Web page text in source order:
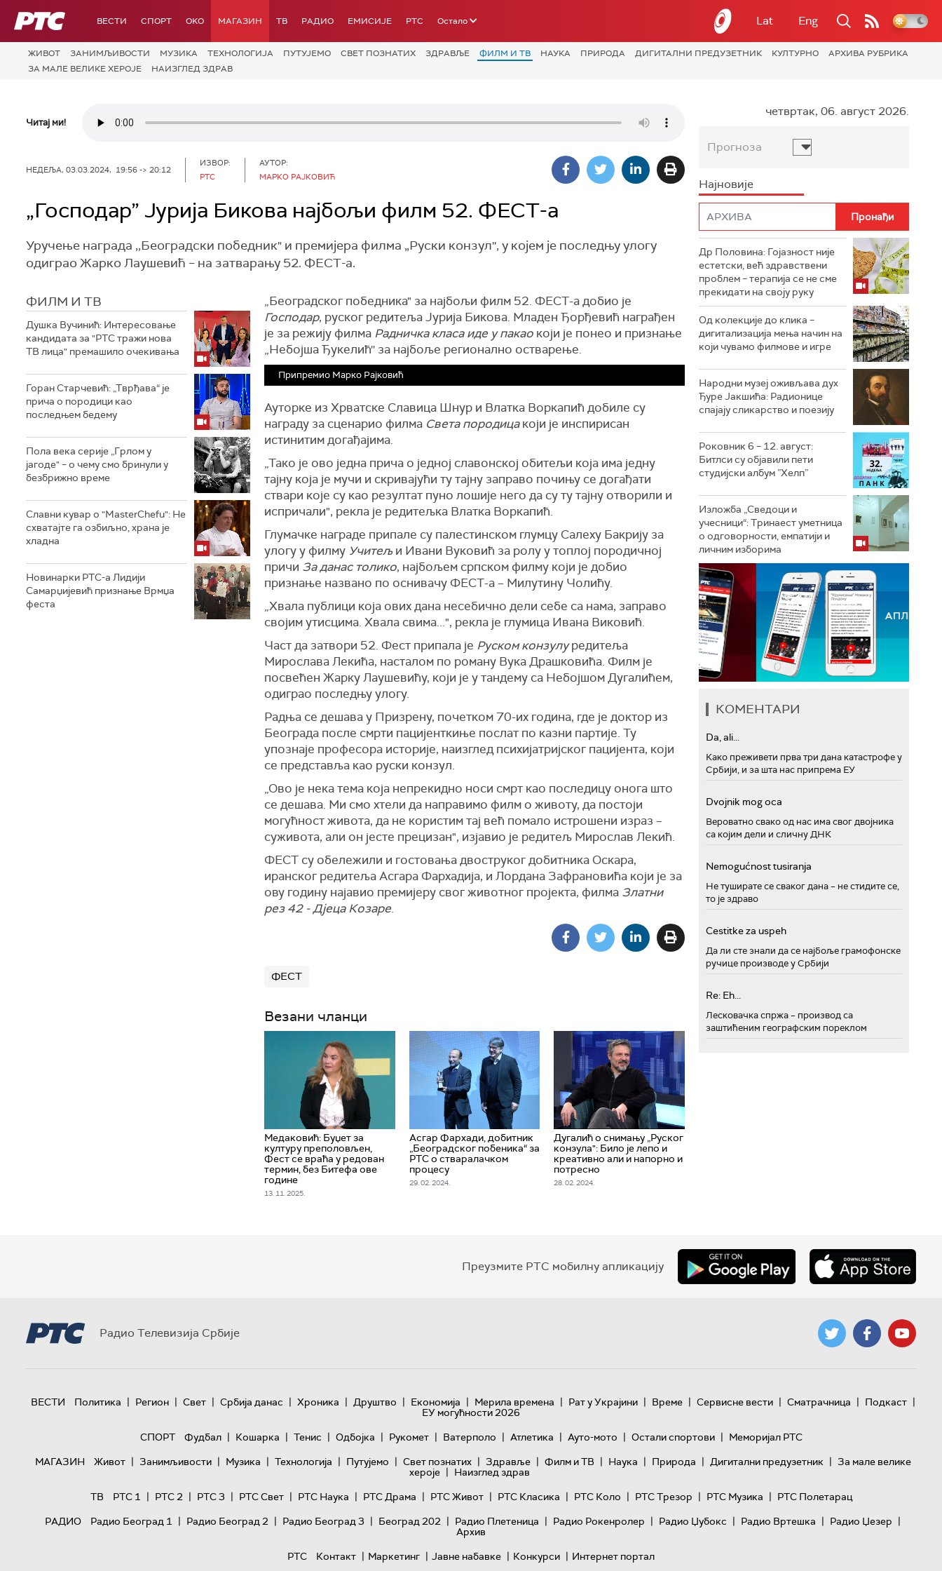
РТС ВЕСТИ СПОРТ OKO МАГАЗИН ТВ РАДИО ЕМИСИЈЕ РТС Остало Lat Eng
ЖИВОТ ЗАНИМЉИВОСТИ МУЗИКА ТЕХНОЛОГИЈA ПУТУЈЕМО СВЕТ ПОЗНАТИХ ЗДРАВЉЕ ФИЛМ И ТВ НАУКА ПРИРОДА ДИГИТАЛНИ ПРЕДУЗЕТНИК КУЛТУРНО
АРХИВА РУБРИКА
ЗА МАЛЕ ВЕЛИКЕ ХЕРОЈЕ
НАИЗГЛЕД ЗДРАВ
Читај ми!
НЕДЕЉА, 03.03.2024, 19:56 -> 20:12
ИЗВОР:
РТС
АУТОР:
МАРКО РАЈКОВИЋ
„Господар” Јурија Бикова најбољи филм 52. ФЕСТ-а
Уручење награда ,,Београдски победник" и премијера филма „Руски конзул'', у којем је последњу улогу
одиграо Жарко Лаушевић – на затварању 52. ФЕСТ-а.
ФИЛМ И ТВ
Душка Вучинић: Интересовање
кандидата за "РТС тражи нова
ТВ лица" премашило очекивања
Горан Старчевић: „Тврђава“ је
прича о породици као
последњем бедему
Пола века серије „Грлом у
јагоде" – о чему смо бринули у
безбрижно време
Славни кувар о "MasterChefu": Не
схватајте га озбиљно, храна је
хладна
Новинарки РТС-а Лидији
Самарџијевић признање Врмџа
феста
„Београдског победника" за најбољи филм 52. ФЕСТ-а добио је
Господар, руског редитеља Јурија Бикова. Младен Ђорђевић награђен
је за режију филма Радничка класа иде у пакао који је понео и признање
„Небојша Ђукелић'' за најбоље регионално остварење.
Припремио Марко Рајковић
Ауторке из Хрватске Славица Шнур и Влатка Воркапић добиле су
награду за сценарио филма Света породицакоји је инспирисан
истинитим догађајима.
„Тако је ово једна прича о једној славонској обитељи која има једну
тајну која је мучи и скривајући ту тајну заправо почињу се догађати
ствари које су као резултат пуно лошије него да су ту тајну отворили и
испричали", рекла је редитељка Влатка Воркапић.
Глумачке награде припале су палестинском глумцу Салеху Бакрију за
улогу у филму Учитељ и Ивани Вуковић за ролу у топлој породичној
причи За данас толико, најбољем српском филму који је добио
признање названо по оснивачу ФЕСТ-а – Милутину Чолићу.
„Хвала публици која ових дана несебично дели себе са нама, заправо
својим утисцима. Хвала свима...", рекла је глумица Ивана Виковић.
Част да затвори 52. Фест припала је Руском конзулуредитеља
Мирослава Лекића, насталом по роману Вука Драшковића. Филм је
посвећен Жарку Лаушевићу, који је у тандему са Небојшом Дугалићем,
одиграо последњу улогу.
Радња се дешава у Призрену, почетком 70-их година, где је доктор из
Београда после смрти пацијенткиње послат по казни партије. Ту
упознаје професора историје, наизглед психијатријског пацијента, који
се представља као руски конзул.
„Ово је нека тема која непрекидно носи смрт као последицу онога што
се дешава. Ми смо хтели да направимо филм о животу, да постоји
могућност живота, да не користим тај већ помало истрошени израз –
суживота, али он јесте прецизан", изјавио је редитељ Мирослав Лекић.
ФЕСТ су обележили и гостовања двоструког добитника Оскара,
иранског редитеља Асгара Фархадија, и Лордана Зафрановића који је за
ову годину најавио премијеру свог животног пројекта, филма Златни
рез 42 - Дјеца Козаре.
ФЕСТ
Везани чланци
Медаковић: Буџет за
културу преполовљен,
Фест се враћа у редован
термин, без Битефа ове
године
13. 11. 2025.
Асгар Фархади, добитник
„Београдског побеника“ за
РТС о стваралачком
процесу
29. 02. 2024.
Дугалић о снимању „Руског
конзула": Било је лепо и
креативно али и напорно и
потресно
28. 02. 2024.
четвртак, 06. август 2026.
Прогноза
Најновије
Др Половина: Гојазност није
естетски, већ здравствени
проблем – терапија се не сме
прекидати на своју руку
Од колекције до клика –
дигитализација мења начин на
који чувамо филмове и игре
Народни музеј оживљава дух
Ђуре Јакшића: Радионице
спајају сликарство и поезију
Роковник 6 – 12. август:
Битлси су објавили пети
студијски албум ”Хелп”
Изложба „Сведоци и
учесници“: Тринаест уметница
о одговорности, емпатији и
личним изборима
КОМЕНТАРИ
Da, ali...
Како преживети прва три дана катастрофе у
Србији, и за шта нас припрема ЕУ
Dvojnik mog oca
Вероватно свако од нас има свог двојника
са којим дели и сличну ДНК
Nemogućnost tusiranja
Не туширате се сваког дана – не стидите се,
то је здраво
Cestitke za uspeh
Да ли сте знали да се најбоље грамофонске
ручице производе у Србији
Re: Eh...
Лесковачка спржа – производ са
заштићеним географским пореклом
Преузмите РТС мобилну апликацију
Радио Телевизија Србије
ВЕСТИ Политика | Регион | Свет | Србија данас | Хроника | Друштво | Економија | Мерила времена | Рат у Украјини | Време | Сервисне вести | Сматрачница | Подкаст |
ЕУ могућности 2026
СПОРТ
Фудбал | Кошарка | Тенис | Одбојка | Рукомет | Ватерполо | Атлетика | Ауто-мото | Остали спортови | Меморијал РТС
МАГАЗИН
Живот | Занимљивости | Музика | Технологијa | Путујемо | Свет познатих | Здравље | Филм и ТВ | Наука | Природа | Дигитални предузетник | За мале велике
хероје | Наизглед здрав
ТВ
РТС 1 | РТС 2 | РТС 3 | РТС Свет | РТС Наука | РТС Драма | РТС Живот | РТС Класика | РТС Коло | РТС Трезор | РТС Музика | РТС Полетарац
РАДИО
Радио Београд 1 | Радио Београд 2 | Радио Београд 3 | Београд 202 | Радио Плетеница | Радио Рокенролер | Радио Џубокс | Радио Вртешка | Радио Џезер |
Архив
РТС
Контакт | Маркетинг | Јавне набавке | Конкурси | Интернет портал